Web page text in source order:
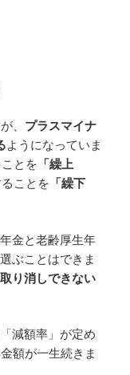
、 プラスマイナ
ようになっていま
とを 「繰上
ことを 「繰下
金と老齢厚生年
ぶことはできま
り消しできない
減額率」が定め
額が一生続きま